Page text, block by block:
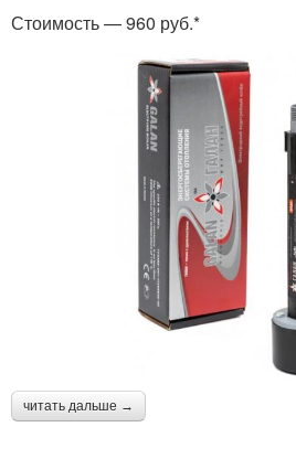
Стоимость — 960 руб.*
читать дальше →